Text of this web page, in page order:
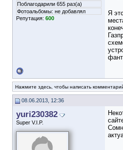
Поблагодарили 655 раз(а)
Фотоальбомы: не добавлял
Репутация: 600
Я
Нажмите здесь, чтобы написать
08.06.2013, 12:36
yuri230382
Super V.I.P.